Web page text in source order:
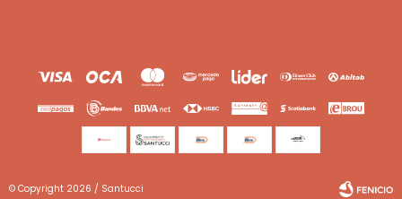
© Copyright 2026 / Santucci